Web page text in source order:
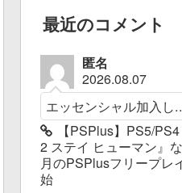
最近のコメント
匿名
2026.08.07
エッセンシャル加入し
【PSPlus】PS5/
2 ステイ ヒューマン』
月のPSPlusフリープレ
始